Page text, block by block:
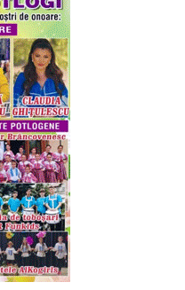
Înainte de a porni
a Consiliului Local
primarul Constantin
ciuda tuturor
viața, timpul,
iubire, au depășit
întru familie.
în parcul de
rădăcini adânci în
Tot în luna august, dar
și primarul de atunci
inaugurat, pe